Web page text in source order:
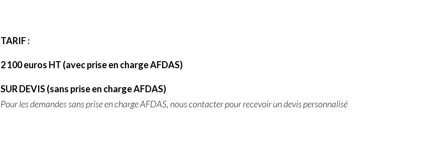
TARIF :
2 100 euros HT (avec prise en charge AFDAS)
SUR DEVIS (sans prise en charge AFDAS)
Pour les demandes sans prise en charge AFDAS, nous contacter pour recevoir un devis personnalisé